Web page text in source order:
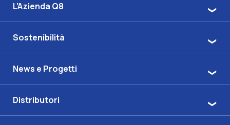
L'Azienda Q8
Sostenibilità
News e Progetti
Distributori